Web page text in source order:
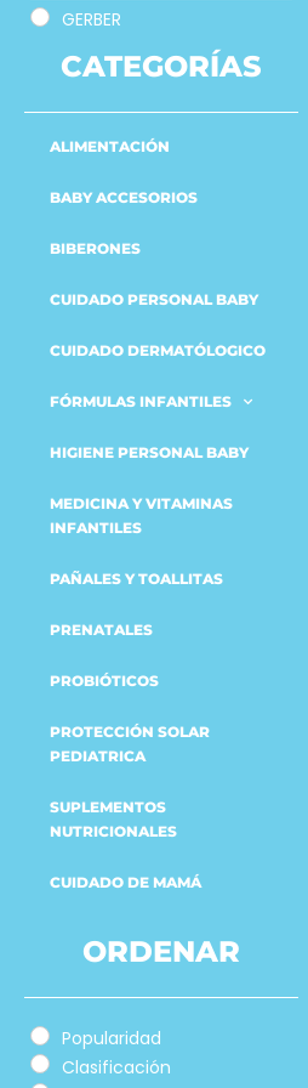
GERBER
CATEGORÍAS
ALIMENTACIÓN
BABY ACCESORIOS
BIBERONES
CUIDADO PERSONAL BABY
CUIDADO DERMATÓLOGICO
FÓRMULAS INFANTILES
HIGIENE PERSONAL BABY
MEDICINA Y VITAMINAS
INFANTILES
PAÑALES Y TOALLITAS
PRENATALES
PROBIÓTICOS
PROTECCIÓN SOLAR
PEDIATRICA
SUPLEMENTOS
NUTRICIONALES
CUIDADO DE MAMÁ
ORDENAR
Popularidad
Clasificación